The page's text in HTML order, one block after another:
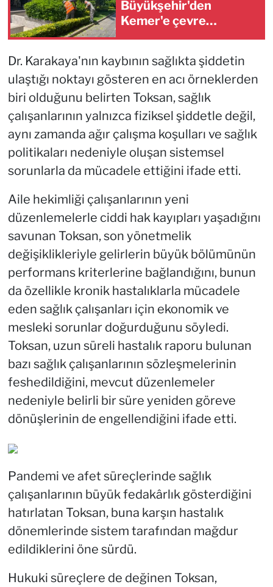
Büyükşehir'den
Kemer'e çevre
Dr. Karakaya'nın kaybının sağlıkta şiddetin
ulaştığı noktayı gösteren en acı örneklerden
biri olduğunu belirten Toksan, sağlık
çalışanlarının yalnızca fiziksel şiddetle değil,
aynı zamanda ağır çalışma koşulları ve sağlık
politikaları nedeniyle oluşan sistemsel
sorunlarla da mücadele ettiğini ifade etti.
Aile hekimliği çalışanlarının yeni
düzenlemelerle ciddi hak kayıpları yaşadığını
savunan Toksan, son yönetmelik
değişiklikleriyle gelirlerin büyük bölümünün
performans kriterlerine bağlandığını, bunun
da özellikle kronik hastalıklarla mücadele
eden sağlık çalışanları için ekonomik ve
mesleki sorunlar doğurduğunu söyledi.
Toksan, uzun süreli hastalık raporu bulunan
bazı sağlık çalışanlarının sözleşmelerinin
feshedildiğini, mevcut düzenlemeler
nedeniyle belirli bir süre yeniden göreve
dönüşlerinin de engellendiğini ifade etti.
Pandemi ve afet süreçlerinde sağlık
çalışanlarının büyük fedakârlık gösterdiğini
hatırlatan Toksan, buna karşın hastalık
dönemlerinde sistem tarafından mağdur
edildiklerini öne sürdü.
Hukuki süreçlere de değinen Toksan,